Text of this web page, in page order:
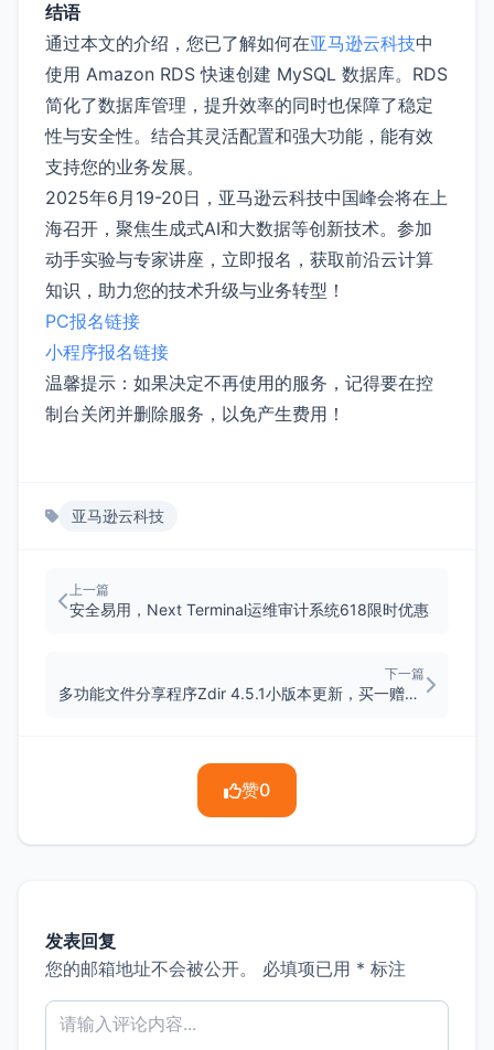
结语
通过本文的介绍，您已了解如何在亚马逊云科技中
使用 Amazon RDS 快速创建 MySQL 数据库。RDS
简化了数据库管理，提升效率的同时也保障了稳定
性与安全性。结合其灵活配置和强大功能，能有效
支持您的业务发展。
2025年6月19-20日，亚马逊云科技中国峰会将在上
海召开，聚焦生成式AI和大数据等创新技术。参加
动手实验与专家讲座，立即报名，获取前沿云计算
知识，助力您的技术升级与业务转型！
PC报名链接
小程序报名链接
温馨提示：如果决定不再使用的服务，记得要在控
制台关闭并删除服务，以免产生费用！
亚马逊云科技
上一篇
安全易用，Next Terminal运维审计系统618限时优惠
下一篇
多功能文件分享程序Zdir 4.5.1小版本更新，买一赠一活动即将结束
赞0
发表回复
您的邮箱地址不会被公开。
必填项已用 * 标注